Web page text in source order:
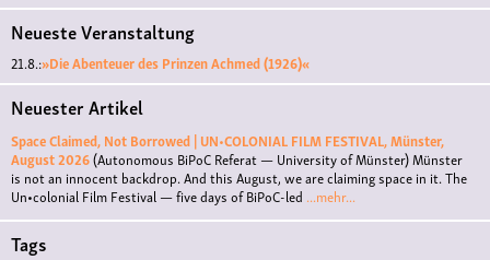
Neueste Veranstaltung
21.8.:»Die Abenteuer des Prinzen Achmed (1926)«
Neuester Artikel
Space Claimed, Not Borrowed | UN•COLONIAL FILM FESTIVAL, Münster,
August 2026(Autonomous BiPoC Referat — University of Münster)Münster
is not an innocent backdrop. And this August, we are claiming space in it. The
Un•colonial Film Festival — five days of BiPoC-led ...mehr...
Tags